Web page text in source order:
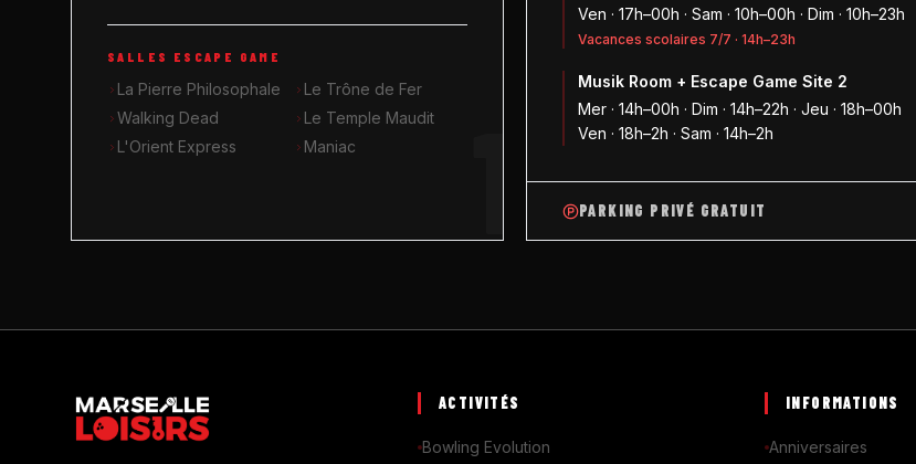
SALLES ESCAPE GAME
La Pierre Philosophale
Le Trône de Fer
Walking Dead
Le Temple Maudit
L'Orient Express
Maniac
Ven · 17h–00h · Sam · 10h–00h · Dim · 10h–23h
Vacances scolaires 7/7 · 14h–23h
Musik Room + Escape Game Site 2
Mer · 14h–00h · Dim · 14h–22h · Jeu · 18h–00h
Ven · 18h–2h · Sam · 14h–2h
PARKING PRIVÉ GRATUIT
ACTIVITÉS
Bowling Evolution
INFORMATIONS
Anniversaires